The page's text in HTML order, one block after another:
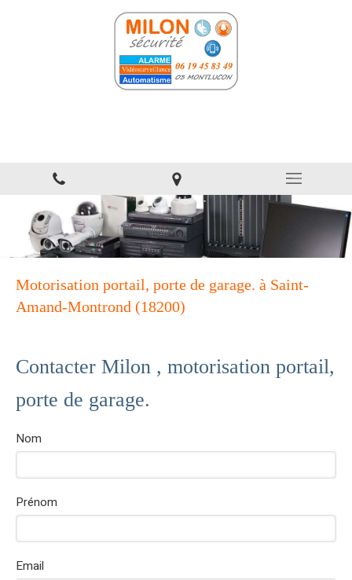
Motorisation portail, porte de garage. à Saint-
Amand-Montrond (18200)
Contacter Milon , motorisation portail,
porte de garage.
Nom
Prénom
Email